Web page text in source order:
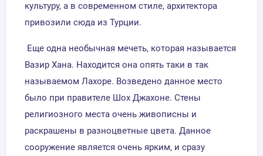
культуру, а в современном стиле, архитектора
привозили сюда из Турции.
Еще одна необычная мечеть, которая называется
Вазир Хана. Находится она опять таки в так
называемом Лахоре. Возведено данное место
было при правителе Шох Джахоне. Стены
религиозного места очень живописны и
раскрашены в разноцветные цвета. Данное
сооружение является очень ярким, и сразу